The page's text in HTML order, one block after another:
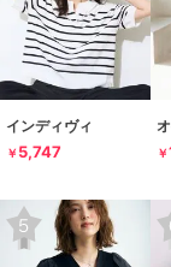
インディヴィ
￥ 5,747 ￥